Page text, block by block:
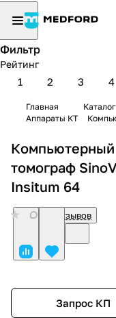
Фильтр
Рейтинг
1 2 3 4
Главная Каталог
Аппараты КТ
Компьютерный
томограф
Insitum 64
Нет отзывов
Запрос КП